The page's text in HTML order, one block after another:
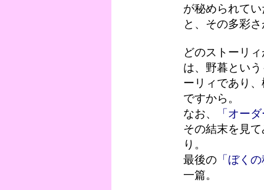
が秘められて
と、その多彩
どのストーリ
は、野暮とい
ーリィであり
ですから。
なお、
「オー
その結末を見
り。
最後の 「ぼく
一篇。